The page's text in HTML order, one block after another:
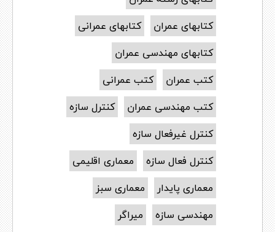
کتابهای عمران
کتابهای عمرانی
کتابهای مهندسی عمران
کتب عمران
کتب عمرانی
کتب مهندسی عمران
کنترل سازه
کنترل غیرفعال سازه
کنترل فعال سازه
معماری اقلیمی
معماری پایدار
معماری سبز
مهندسی سازه
میراگر